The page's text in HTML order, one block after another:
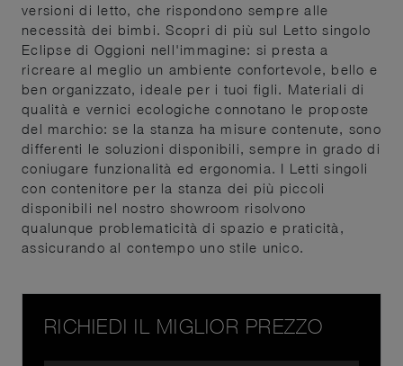
versioni di letto, che rispondono sempre alle
necessità dei bimbi. Scopri di più sul Letto singolo
Eclipse di Oggioni nell'immagine: si presta a
ricreare al meglio un ambiente confortevole, bello e
ben organizzato, ideale per i tuoi figli. Materiali di
qualità e vernici ecologiche connotano le proposte
del marchio: se la stanza ha misure contenute, sono
differenti le soluzioni disponibili, sempre in grado di
coniugare funzionalità ed ergonomia. I Letti singoli
con contenitore per la stanza dei più piccoli
disponibili nel nostro showroom risolvono
qualunque problematicità di spazio e praticità,
assicurando al contempo uno stile unico.
RICHIEDI IL MIGLIOR PREZZO